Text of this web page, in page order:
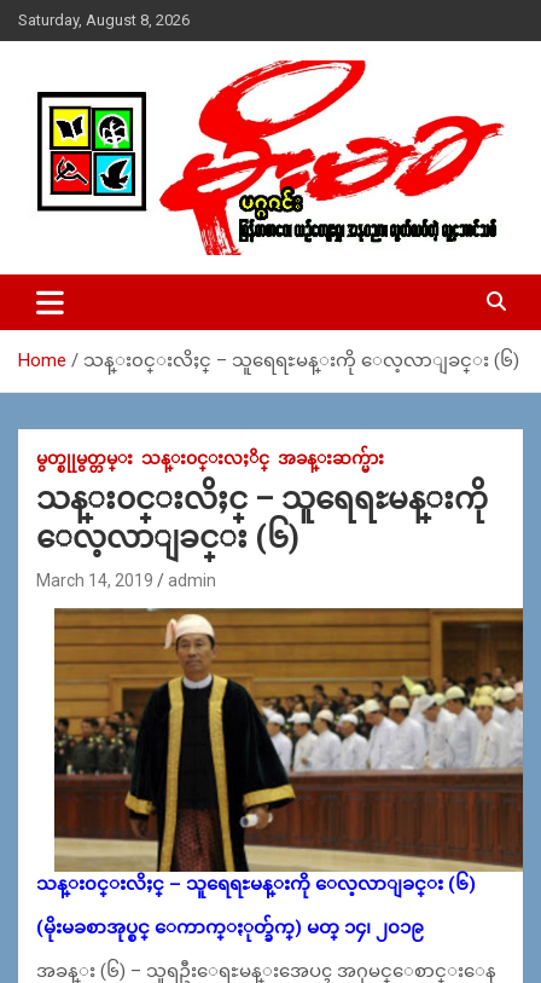
Skip
to
Saturday, August 8, 2026
MoeMaKa Burmese News &
Media
ယ္ေရး – အမွတ္ ၂၅၄၊ ပထပ္၊ လမ္း ၄၀၊ ေက်ာက္တံတား၊ ရန္ကုန္။
(ဖုုံး – ၀၉ ၂၅၂ ၂၄၉ ၀၉၄ ၊ ၀၉ ၄၂၁ ၇၄၃ ၇၅၃ ၊ ၀၉ ၅၀၄ ၁၀ ၅၈) ျ
ဇာေစ်းသစ္ ။ ၀၉ ၇၈၆၈၃၇ ၃၀၅ / ၀၉ ၉၆၃၆၉၉၈၃၄
Home သန္း၀င္းလိႈင္ – သူရေရႊမန္းကို ေလ့လာျခင္း (၆)
မွတ္စုုမွတ္တမ္း သန္း၀င္းလႈိင္ အခန္းဆက္မ်ား
သန္း၀င္းလိႈင္ – သူရေရႊမန္းကို
ေလ့လာျခင္း (၆)
March 14, 2019 admin
သန္း၀င္းလိႈင္ – သူရေရႊမန္းကို ေလ့လာျခင္း (၆)
(မိုးမခစာအုပ္စင္ ေကာက္ႏုတ္ခ်က္) မတ္ ၁၄၊ ၂၀၁၉
အခန္း (၆) – သူရဦးေရႊမန္းအေပၚ အႁမင္ေစာင္းေန